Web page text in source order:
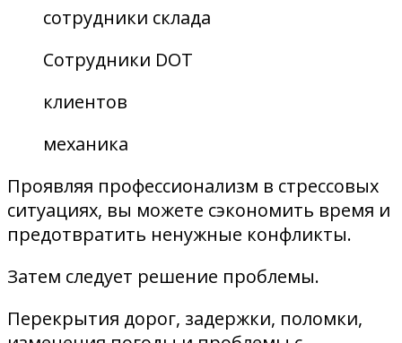
сотрудники склада
Сотрудники DOT
клиентов
механика
Проявляя профессионализм в стрессовых
ситуациях, вы можете сэкономить время и
предотвратить ненужные конфликты.
Затем следует решение проблемы.
Перекрытия дорог, задержки, поломки,